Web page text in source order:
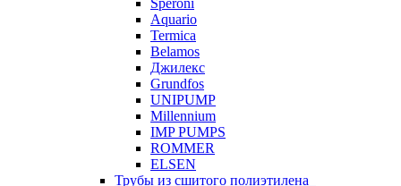
Speroni
Aquario
Termica
Belamos
Джилекс
Grundfos
UNIPUMP
Millennium
IMP PUMPS
ROMMER
ELSEN
Трубы из сшитого полиэтилена